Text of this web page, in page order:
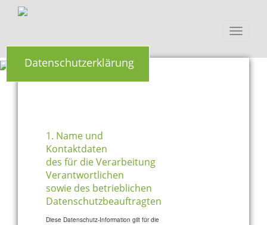
Toggle
Datenschutzerklärung
1. Name und
Kontaktdaten
des für die Verarbeitung
Verantwortlichen
sowie des betrieblichen
Datenschutzbeauftragten
Diese Datenschutz-Information gilt für die